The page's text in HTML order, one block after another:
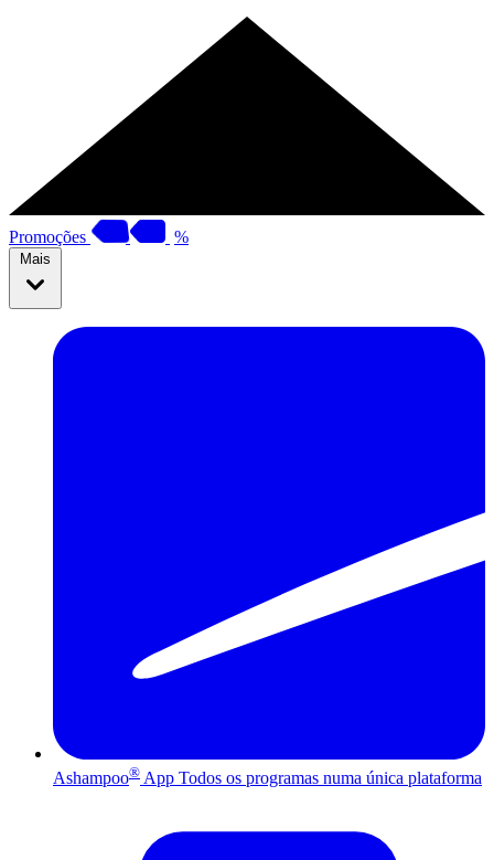
Promoções %
Mais
Ashampoo® App Todos os programas numa única plataforma